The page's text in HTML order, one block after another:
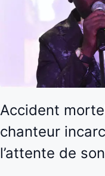
Accident
chanteur
l’attente de